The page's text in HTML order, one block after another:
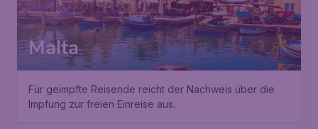
Malta
Für geimpfte Reisende reicht der Nachweis über die
Impfung zur freien Einreise aus.